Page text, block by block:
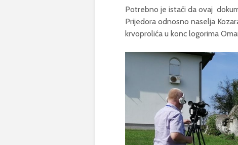
Potrebno je istači da ovaj
Prijedora odnosno naselja
krvoprolića u konc logorima